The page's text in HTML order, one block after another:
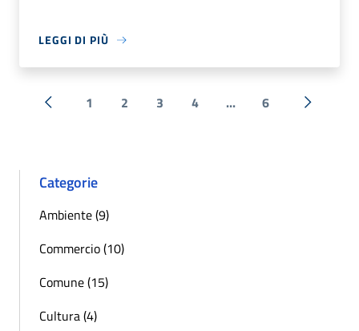
LEGGI DI PIÙ
« Precedente
1 2 3 4 ... 6
Categorie
Ambiente (9)
Commercio (10)
Comune (15)
Cultura (4)